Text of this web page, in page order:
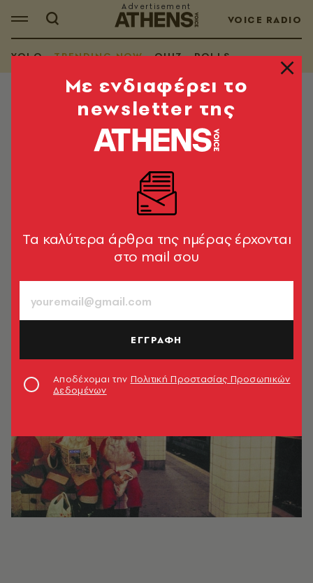
VOICE RADIO
YOLO TRENDING NOW QUIZ POLLS
TRENDING NOW
Νύχτες γιορτής, μύρισε
Χριστούγεννα
Φώτα και στολίδια σε όλες τις πλατείες. Tραγούδια
και κάλαντα σε όλες τις γωνιές της πόλης. Aπό τις
concept!
9
Mε ενδιαφέρει το
newsletter της
Tα καλύτερα άρθρα της ημέρας έρχονται
στο mail σου
ΕΓΓΡΑΦΗ
Αποδέχομαι την Πολιτική Προστασίας Προσωπικών
Δεδομένων